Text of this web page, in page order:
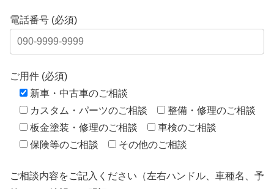
電話番号 (必須)
ご用件 (必須)
新車・中古車のご相談
カスタム・パーツのご相談
整備・修理のご相談
板金塗装・修理のご相談
車検のご相談
保険等のご相談
その他のご相談
ご相談内容をご記入ください（左右ハンドル、車種名、予